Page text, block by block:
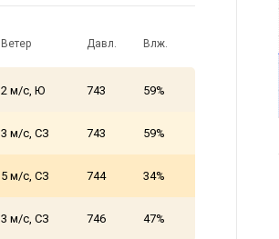
Ветер Давл. Влж.
2 м/с, Ю 743 59%
3 м/с, СЗ 743 59%
5 м/с, СЗ 744 34%
3 м/с, СЗ 746 47%